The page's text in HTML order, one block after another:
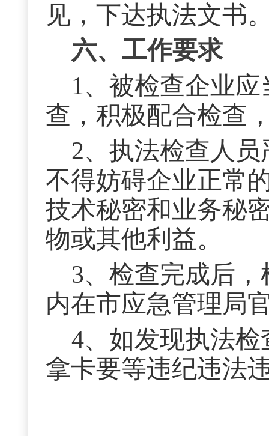
见，下达执法文书
六、工作要求
1、被检查企业
查，积极配合检查
2、执法检查人
不得妨碍企业正常
技术秘密和业务秘
物或其他利益。
3、检查完成后
内在市应急管理局
4、 如发现执法
拿卡要等违纪违法